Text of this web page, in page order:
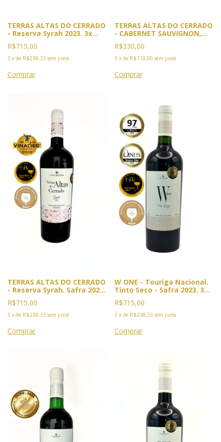
TERRAS ALTAS DO CERRADO
- Reserva Syrah 2023. 3x
Vinalies, Cannes, França e
GPVB, Rio. Bronze IWC
R$715,00
3 x de R$238,33 sem juros
TERRAS ALTAS DO CERRADO
- CABERNET SAUVIGNON,
SYRAH, MALBEC E PINOT
NOIR. Safra 2022. Premiado:
VINUS 2025. Medalha de
R$330,00
3 x de R$110,00 sem juros
TERRAS ALTAS DO CERRADO
- Reserva Syrah. Safra 2022.
3x Premiado. 2026: Ouro
Vinalies, Cannes; Bacchus,
Madri e BWC.
R$715,00
3 x de R$238,33 sem juros
W ONE - Touriga Nacional.
Tinto Seco - Safra 2023. 3x
Premiado: Duplo Ouro Vinus
, Mendoza, 2025. Ouro
Bacchus, Madri e BWC 2026
R$715,00
3 x de R$238,33 sem juros